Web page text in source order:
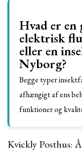
Hvad er en
elektrisk
eller en
Nyborg?
Begge typer
afhængigt af ens
funktioner og
Kvickly Posthus: